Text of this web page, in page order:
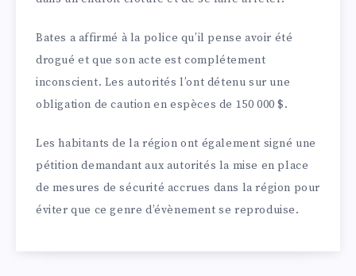
Bates a affirmé à la police qu’il pense avoir été
drogué et que son acte est complétement
inconscient. Les autorités l’ont détenu sur une
obligation de caution en espèces de 150 000 $.
Les habitants de la région ont également signé une
pétition demandant aux autorités la mise en place
de mesures de sécurité accrues dans la région pour
éviter que ce genre d’évènement se reproduise.